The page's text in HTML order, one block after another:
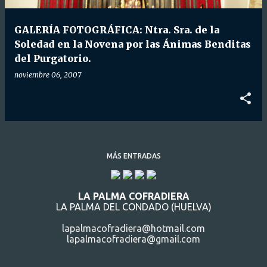
GALERÍA FOTOGRÁFICA: Ntra. Sra. de la
Soledad en la Novena por las Ánimas Benditas
del Purgatorio.
noviembre 06, 2007
MÁS ENTRADAS
LA PALMA COFRADIERA
LA PALMA DEL CONDADO (HUELVA)
lapalmacofradiera@hotmail.com
lapalmacofradiera@gmail.com